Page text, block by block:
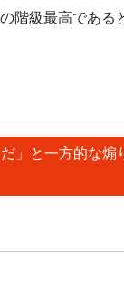
階級最高である
」と一方的な煽